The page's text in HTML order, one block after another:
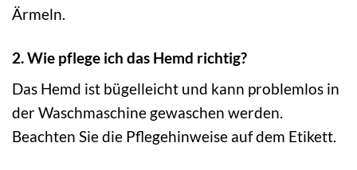
Ärmeln.
2. Wie pflege ich das Hemd richtig?
Das Hemd ist bügelleicht und kann problemlos in
der Waschmaschine gewaschen werden.
Beachten Sie die Pflegehinweise auf dem Etikett.